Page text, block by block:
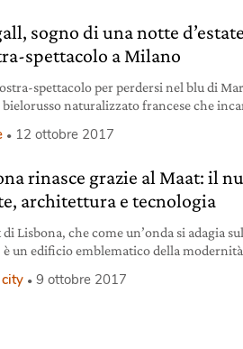
sogno di una notte
spettacolo a Milano
spettacolo per perdersi nel blu di
naturalizzato francese che
12 ottobre 2017
rinasce grazie al Maat: il
architettura e tecnologia
Lisbona, che come un’onda si adagia
è un edificio emblematico della
volontà di diventare un polo
9 ottobre 2017